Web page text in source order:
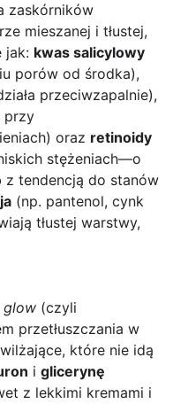
zaskórników
mieszanej i tłustej,
jak: kwas salicylowy
porów od środka),
przeciwzapalnie),
przy
oraz retinoidy
stężeniach—o
z tendencją do stanów
(np. pantenol, cynk
tłustej warstwy,
glow (czyli
przetłuszczania w
które nie idą
i glicerynę
z lekkimi kremami i